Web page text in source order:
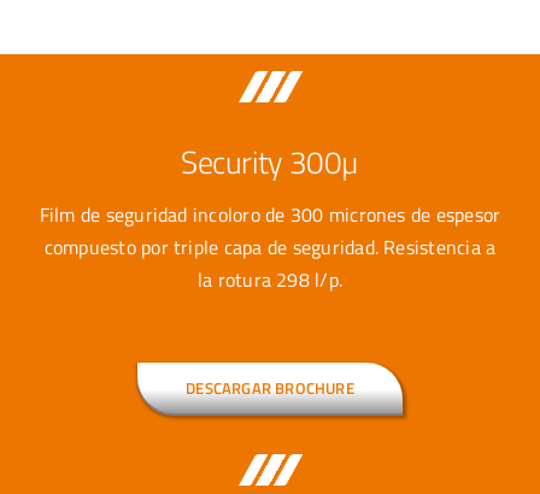
Security 300µ
Film de seguridad incoloro de 300 micrones de espesor
compuesto por triple capa de seguridad. Resistencia a
la rotura 298 l/p.
DESCARGAR BROCHURE